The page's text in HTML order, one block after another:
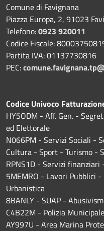
Comune di Favignana
Piazza Europa, 2, 91023
Telefono:0923 920011
Codice Fiscale:
Partita IVA: 01137730816
PEC:
Codice Univoco
HY5ODM - Aff. Gen. -
ed Elettorale
N066PM - Servizi Sociali -
Cultura - Sport - Turismo -
RPNS1D - Servizi finanziari
5MEMRO - Lavori Pubblici
Urbanistica
8BANLY - SUAP -
C4B22M - Polizia Municipale
AY997U - Area Marina